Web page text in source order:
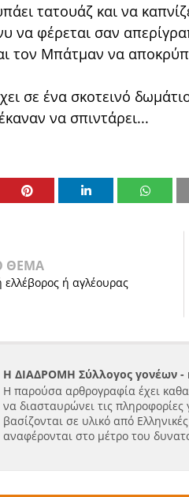
τατουάζ και να
να φέρεται σαν
τον Μπάτμαν να
σε ένα σκοτεινό
να σπιντάρει...
ΘΕΜΑ
ελλέβορος ή αγλέουρας
Η ΔΙΑΔΡΟΜΗ Σύλλογος γονέων
Η παρούσα αρθρογραφία έχει
να διασταυρώνει τις
βασίζονται σε υλικό από
αναφέρονται στο μέτρο του